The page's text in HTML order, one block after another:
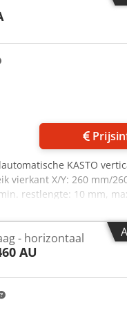
KASTO
vierkant X/Y: 260 mm/
restlengte: 10 mm,
1,3 mm, besturing:
Rjx Aclef
- horizontaal
AU